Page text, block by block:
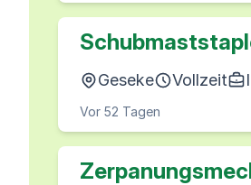
Geseke Vollzeit
Vor 52 Tagen